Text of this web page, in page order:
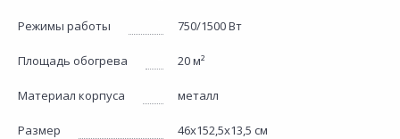
Режимы работы 750/1500 Вт
Площадь обогрева 20 м²
Материал корпуса металл
Размер 46х152,5х13,5 см